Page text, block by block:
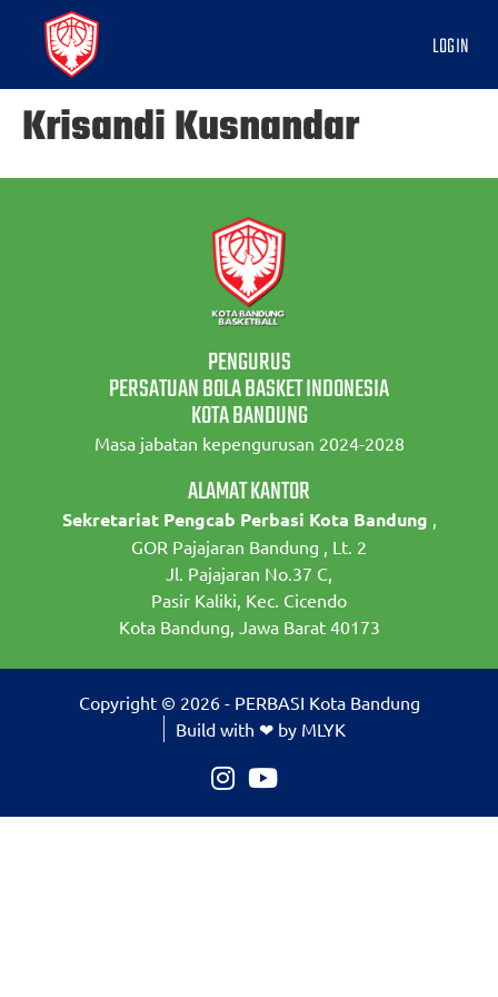
LOGIN
Krisandi Kusnandar
PENGURUS
PERSATUAN BOLA BASKET INDONESIA
KOTA BANDUNG
Masa jabatan kepengurusan 2024-2028
ALAMAT KANTOR
Sekretariat Pengcab Perbasi Kota Bandung ,
GOR Pajajaran Bandung , Lt. 2
Jl. Pajajaran No.37 C,
Pasir Kaliki, Kec. Cicendo
Kota Bandung, Jawa Barat 40173
Copyright © 2026 - PERBASI Kota Bandung
Build with ❤ by MLYK